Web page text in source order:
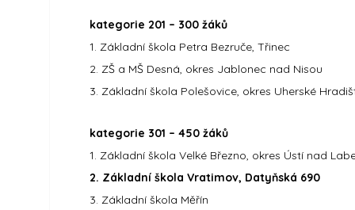
kategorie 201 – 300 žáků
1. Základní škola Petra Bezruče, Třinec
2. ZŠ a MŠ Desná, okres Jablonec nad Nisou
3. Základní škola Polešovice, okres Uherské
kategorie 301 – 450 žáků
1. Základní škola Velké Březno, okres Ústí nad
2. Základní škola Vratimov, Datyňská 690
3. Základní škola Měřín